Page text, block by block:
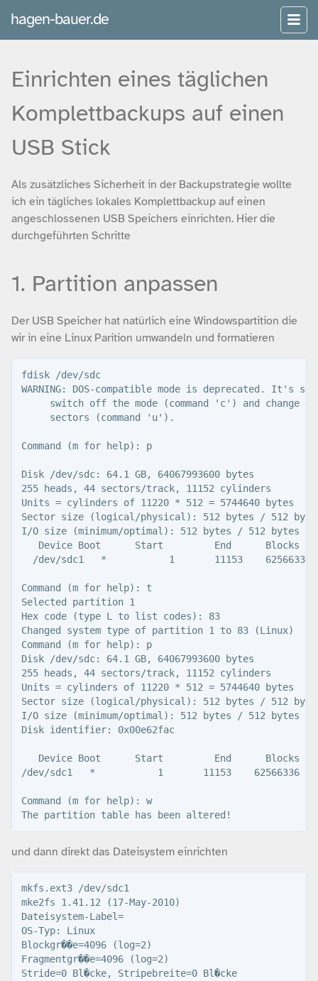
hagen-bauer.de
Einrichten eines täglichen
Komplettbackups auf einen
USB Stick
Als zusätzliches Sicherheit in der Backupstrategie wollte
ich ein tägliches lokales Komplettbackup auf einen
angeschlossenen USB Speichers einrichten. Hier die
durchgeführten Schritte
1. Partition anpassen
Der USB Speicher hat natürlich eine Windowspartition die
wir in eine Linux Parition umwandeln und formatieren
fdisk /dev/sdc
WARNING: DOS-compatible mode is deprecated. It's
switch off the mode (command 'c') and change
     sectors (command 'u').
Command (m for help): p
Disk /dev/sdc: 64.1 GB, 64067993600 bytes
255 heads, 44 sectors/track, 11152 cylinders
Units = cylinders of 11220 * 512 = 5744640 bytes
Sector size (logical/physical): 512 bytes / 512
I/O size (minimum/optimal): 512 bytes / 512 bytes
Device Boot      Start         End      Blocks
/dev/sdc1   *           1       11153    62566336
Command (m for help): t
Selected partition 1
Hex code (type L to list codes): 83
Changed system type of partition 1 to 83 (Linux)
Command (m for help): p
Disk /dev/sdc: 64.1 GB, 64067993600 bytes
255 heads, 44 sectors/track, 11152 cylinders
Units = cylinders of 11220 * 512 = 5744640 bytes
Sector size (logical/physical): 512 bytes / 512
I/O size (minimum/optimal): 512 bytes / 512 bytes
Disk identifier: 0x00e62fac
Device Boot      Start         End      Blocks
/dev/sdc1   *           1       11153    62566336
Command (m for help): w
und dann direkt das Dateisystem einrichten
mkfs.ext3 /dev/sdc1
mke2fs 1.41.12 (17-May-2010)
Dateisystem-Label=
OS-Typ: Linux
Blockgr��e=4096 (log=2)
Fragmentgr��e=4096 (log=2)
Stride=0 Bl�cke, Stripebreite=0 Bl�cke